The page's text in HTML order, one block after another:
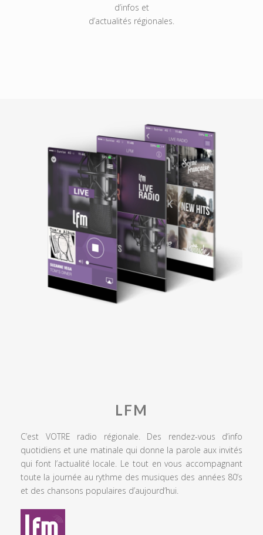
d’infos et
d’actualités régionales.
LFM
C’est VOTRE radio régionale. Des rendez-vous d’info
quotidiens et une matinale qui donne la parole aux invités
qui font l’actualité locale. Le tout en vous accompagnant
toute la journée au rythme des musiques des années 80’s
et des chansons populaires d’aujourd’hui.